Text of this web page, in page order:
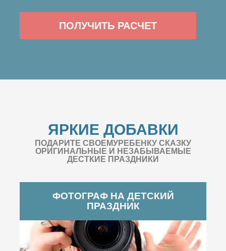
ПОЛУЧИТЬ РАСЧЕТ
ЯРКИЕ ДОБАВКИ
ПОДАРИТЕ СВОЕМУРЕБЕНКУ СКАЗКУ
ОРИГИНАЛЬНЫЕ И НЕЗАБЫВАЕМЫЕ
ДЕСТКИЕ ПРАЗДНИКИ
ФОТОГРАФ НА ДЕТСКИЙ
ПРАЗДНИК